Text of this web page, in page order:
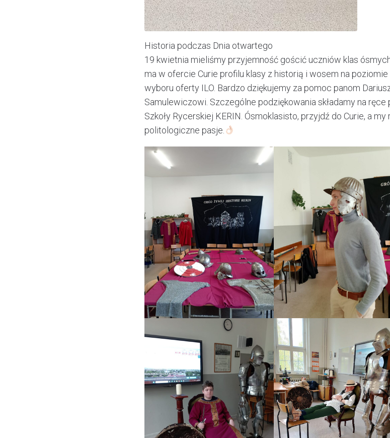
Historia podczas Dnia otwartego
19 kwietnia mieliśmy przyjemność gościć uczniów klas
ma w ofercie Curie profilu klasy z historią i wosem na
wyboru oferty ILO. Bardzo dziękujemy za pomoc panom
Samulewiczowi. Szczególne podziękowania składamy na
Szkoły Rycerskiej KERIN. Ósmoklasisto, przyjdź do Curie, a
politologiczne pasje.